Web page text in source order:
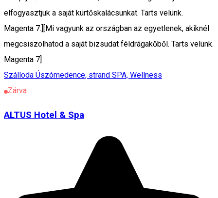
elfogyasztjuk a saját kürtőskalácsunkat. Tarts velünk.
Magenta 7.][Mi vagyunk az országban az egyetlenek, akiknél
megcsiszolhatod a saját bizsudat féldrágakőből. Tarts velünk.
Magenta 7]
Szálloda Úszómedence, strand SPA, Wellness
Zárva
ALTUS Hotel & Spa